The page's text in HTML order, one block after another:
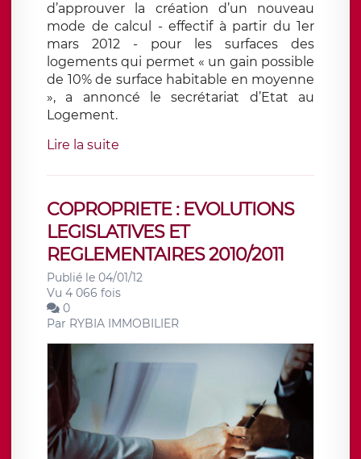
d’approuver la création d’un nouveau
mode de calcul - effectif à partir du 1er
mars 2012 - pour les surfaces des
logements qui permet « un gain possible
de 10% de surface habitable en moyenne
», a annoncé le secrétariat d’Etat au
Logement.
Lire la suite
COPROPRIETE : EVOLUTIONS
LEGISLATIVES ET
REGLEMENTAIRES 2010/2011
Publié le 04/01/12
Vu 4 066 fois
0
Par RYBIA IMMOBILIER